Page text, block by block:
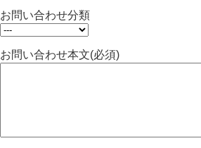
お問い合わせ分類
お問い合わせ本文(必須)